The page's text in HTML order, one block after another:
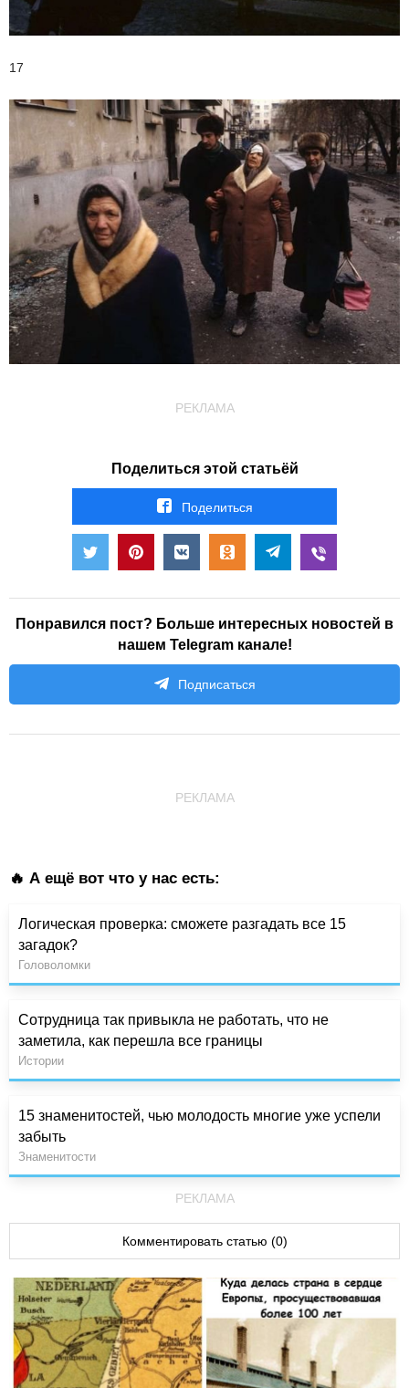
17
РЕКЛАМА
Поделиться этой статьёй
Поделиться
Понравился пост? Больше интересных новостей в
нашем Telegram канале!
Подписаться
РЕКЛАМА
🔥 А ещё вот что у нас есть:
Логическая проверка: сможете разгадать все 15
загадок?
Головоломки
Сотрудница так привыкла не работать, что не
заметила, как перешла все границы
Истории
15 знаменитостей, чью молодость многие уже успели
забыть
Знаменитости
РЕКЛАМА
Комментировать статью (0)